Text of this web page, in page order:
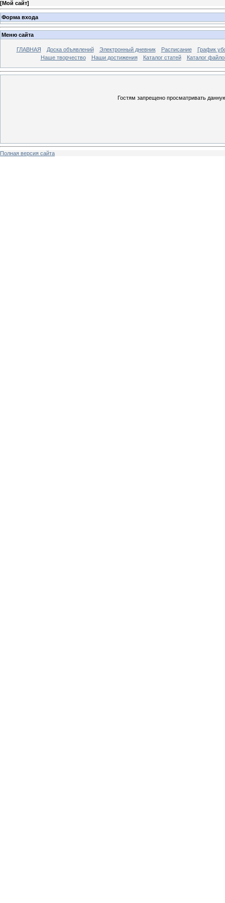
[Мой сайт]
Форма входа
Меню сайта
ГЛАВНАЯ Доска объявлений Электронный дневник Расписание
График
Наше творчество
Наши достижения Каталог статей Каталог
Гостям запрещено просматривать
Полная версия сайта